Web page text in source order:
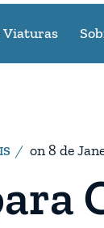
Viaturas
on8 de